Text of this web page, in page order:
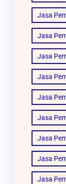
Jasa
Jasa
Jasa
Jasa
Jasa
Jasa
Jasa
Jasa
Jasa